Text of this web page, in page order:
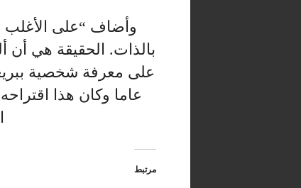
وأضاف “على الأغلب
بالذات. الحقيقة هي أن
عاما وكان هذا
مرتبط